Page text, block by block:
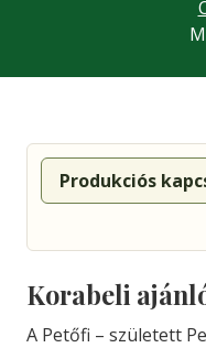
Produkciós
Korabeli
A Petőfi – született